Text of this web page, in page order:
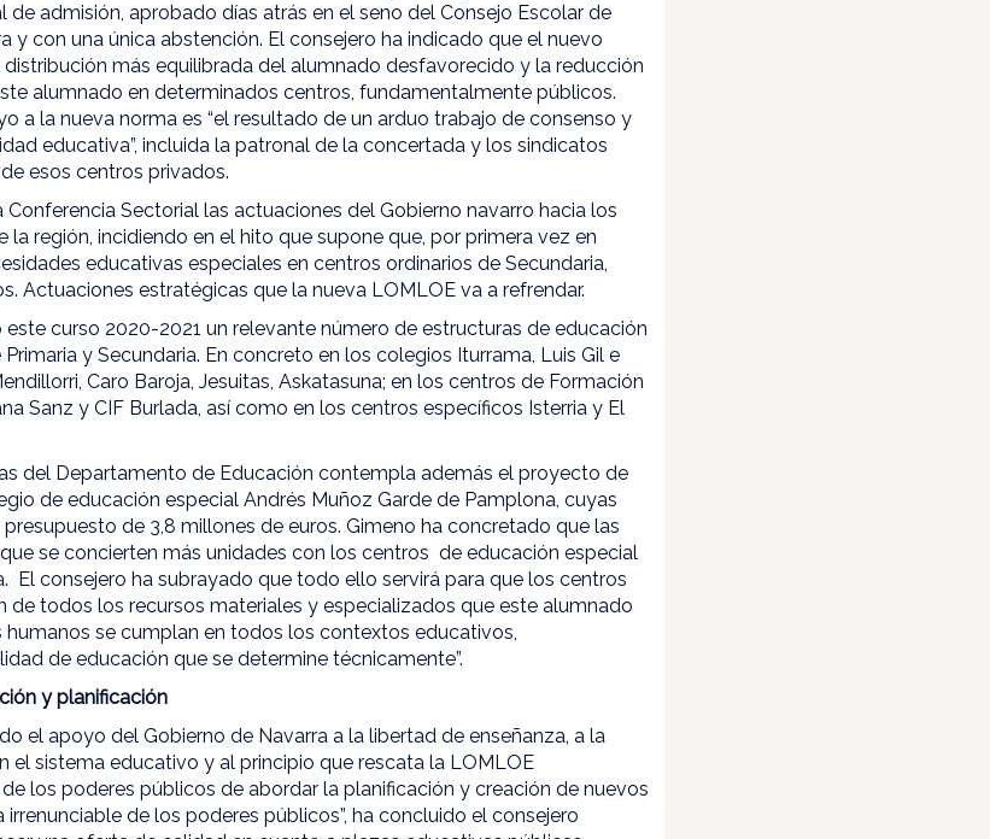
admisión, aprobado días atrás en el seno del Consejo Escolar de
y con una única abstención. El consejero ha indicado que el nuevo
más equilibrada del alumnado desfavorecido y la reducción
alumnado en determinados centros, fundamentalmente públicos.
a la nueva norma es “el resultado de un arduo trabajo de consenso y
educativa”, incluida la patronal de la concertada y los sindicatos
esos centros privados.
Sectorial las actuaciones del Gobierno navarro hacia los
región, incidiendo en el hito que supone que, por primera vez en
educativas especiales en centros ordinarios de Secundaria,
Actuaciones estratégicas que la nueva LOMLOE va a refrendar.
curso 2020-2021 un relevante número de estructuras de educación
y Secundaria. En concreto en los colegios Iturrama, Luis Gil e
Caro Baroja, Jesuitas, Askatasuna; en los centros de Formación
Sanz y CIF Burlada, así como en los centros específicos Isterria y El
del Departamento de Educación contempla además el proyecto de
de educación especial Andrés Muñoz Garde de Pamplona, cuyas
presupuesto de 3,8 millones de euros. Gimeno ha concretado que las
se concierten más unidades con los centros de educación especial
El consejero ha subrayado que todo ello servirá para que los centros
de todos los recursos materiales y especializados que este alumnado
humanos se cumplan en todos los contextos educativos,
de educación que se determine técnicamente”.
y planificación
el apoyo del Gobierno de Navarra a la libertad de enseñanza, a la
sistema educativo y al principio que rescata la LOMLOE
los poderes públicos de abordar la planificación y creación de nuevos
irrenunciable de los poderes públicos”, ha concluido el consejero